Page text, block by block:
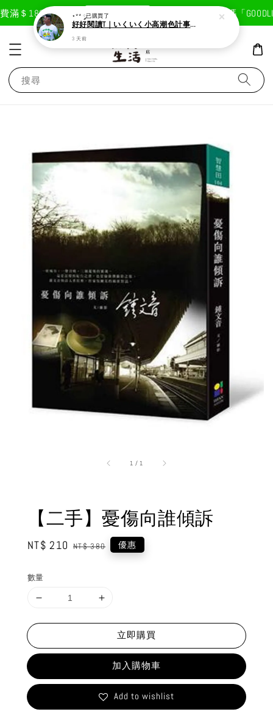
＄1800免運費 現在去購物！ 首次註冊輸入折扣碼「
搜尋
1 / 1
【二手】憂傷向誰傾訴
Sale
NT$ 210 Regular
NT$ 380 優惠
數量
立即購買
加入購物車
Add to wishlist
⋆** ༘已購買了
好好閱讀T｜いくいく小高潮色計事務所X好好生活書店聯名款
3 天前